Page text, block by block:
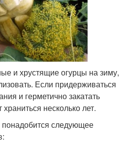
и хрустящие огурцы на зиму,
Если придерживаться
и герметично закатать
несколько лет.
следующее